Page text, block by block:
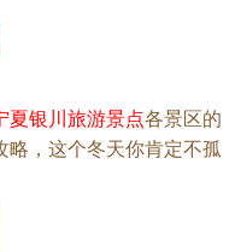
夏银川旅游景点各景区的
略，这个冬天你肯定不孤